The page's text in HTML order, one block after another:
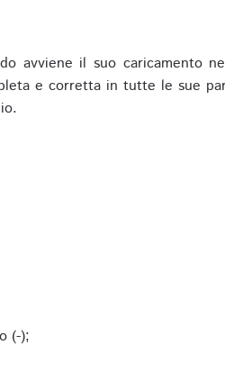
avviene il suo caricamento
e corretta in tutte le sue
(-);